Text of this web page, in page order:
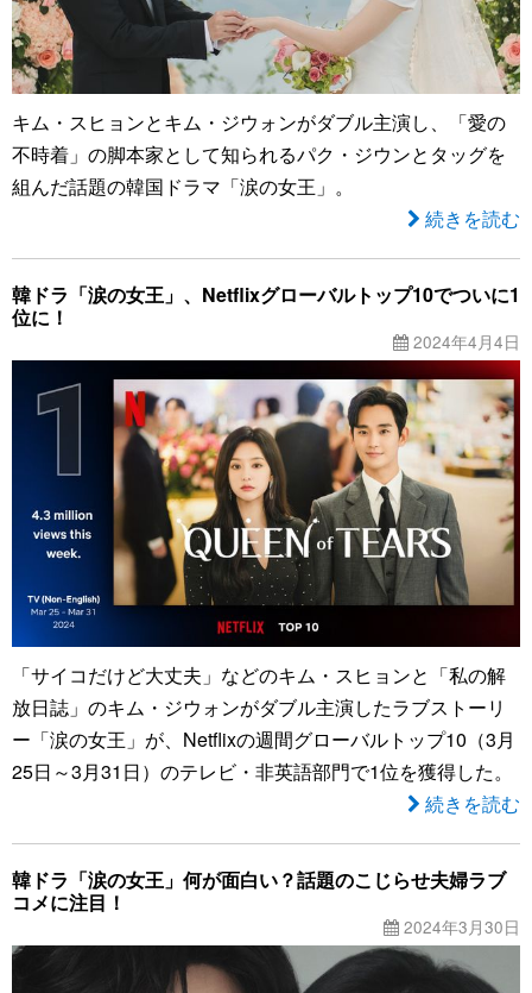
キム・スヒョンとキム・ジウォンがダブル主演し、「愛の
不時着」の脚本家として知られるパク・ジウンとタッグを
組んだ話題の韓国ドラマ「涙の女王」。
続きを読む
韓ドラ「涙の女王」、Netflixグローバルトップ10でついに1
位に！
2024年4月4日
「サイコだけど大丈夫」などのキム・スヒョンと「私の解
放日誌」のキム・ジウォンがダブル主演したラブストーリ
ー「涙の女王」が、Netflixの週間グローバルトップ10（3月
25日～3月31日）のテレビ・非英語部門で1位を獲得した。
続きを読む
韓ドラ「涙の女王」何が面白い？話題のこじらせ夫婦ラブ
コメに注目！
2024年3月30日